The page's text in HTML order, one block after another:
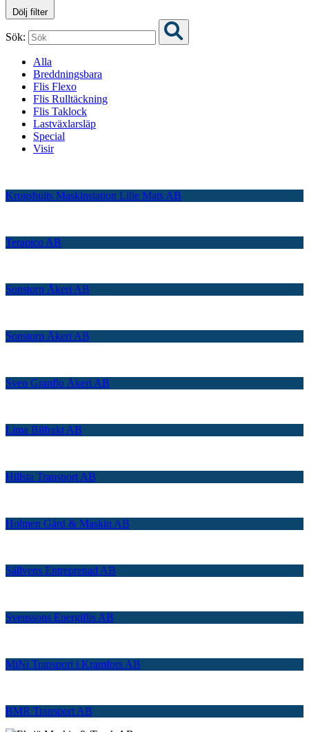
Dölj filter
Sök:
Alla
Breddningsbara
Flis Flexo
Flis Rulltäckning
Flis Taklock
Lastväxlarsläp
Special
Visir
Krogshults Maskinstation Lille Mats AB
Terapico AB
Sonstorp Åkeri AB
Sonstorp Åkeri AB
Sven Granflo Åkeri AB
Lima Bilfrakt AB
Hillsta Transport AB
Holmen Gård & Maskin AB
Sällvens Entreprenad AB
Svenssons Energiflis AB
MiNi Transport i Kramfors AB
BMR Transport AB